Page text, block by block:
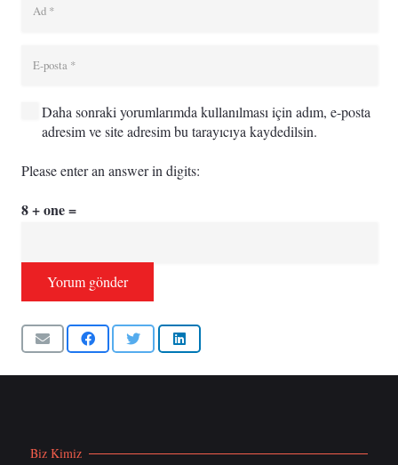
Daha sonraki yorumlarımda kullanılması için adım, e-posta
adresim ve site adresim bu tarayıcıya kaydedilsin.
Please enter an answer in digits:
8 + one =
Yorum gönder
Biz Kimiz